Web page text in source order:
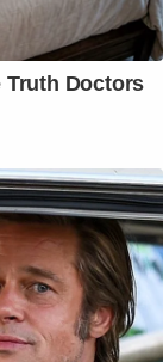
Truth Doctors